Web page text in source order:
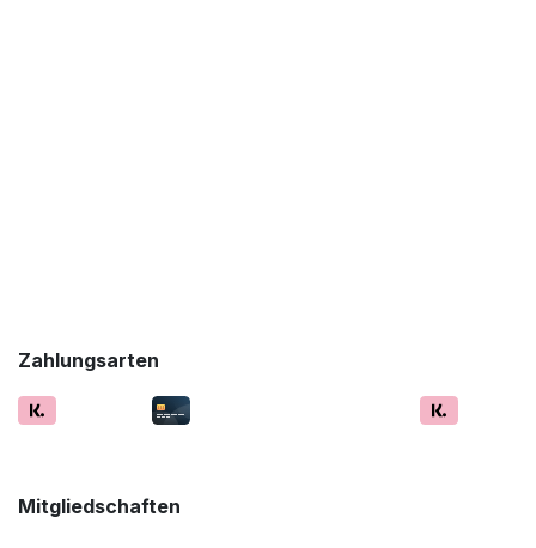
Zahlungsarten
Mitgliedschaften